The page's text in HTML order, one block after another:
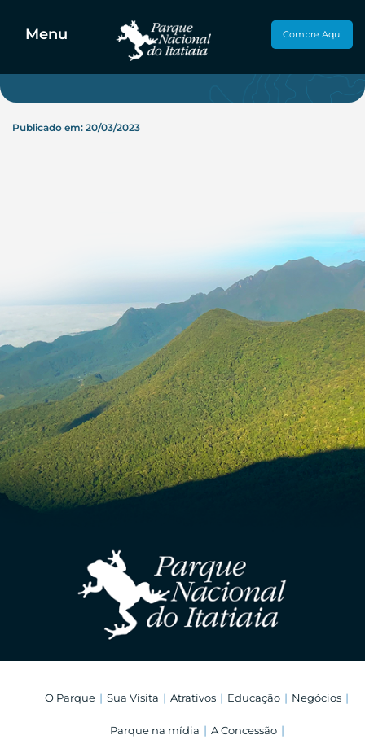
Menu Compre Aqui
Sua Visita
Publicado em: 20/03/2023
O Parque Sua Visita Atrativos Educação Negócios
Parque na mídia A Concessão